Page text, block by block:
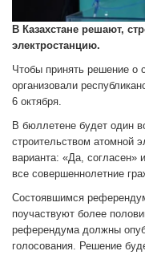
В Казахстане решают,
электростанцию.
Чтобы принять решение о
организовали
6 октября.
В бюллетене будет один
строительством атомной
варианта: «Да, согласен»
все совершеннолетние
Состоявшимся
поучаствуют более
референдума должны
голосования. Решение